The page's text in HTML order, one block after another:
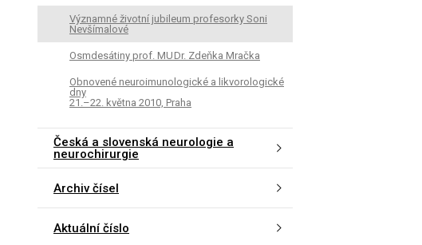
Významné životní jubileum profesorky Soni
Nevšímalové
Osmdesátiny prof. MU Dr. Zdeňka Mračka
Obnovené neuroimunologické a likvorologické
dny
21.–22. května 2010, Praha
Česká a slovenská neurologie a
neurochirurgie
Archiv čísel
Aktuální číslo